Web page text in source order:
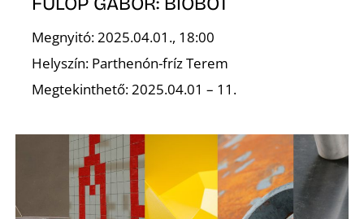
Megnyitó: 2025.04.01., 18:00
Helyszín: Parthenón-fríz Terem
Megtekinthető: 2025.04.01 – 11.